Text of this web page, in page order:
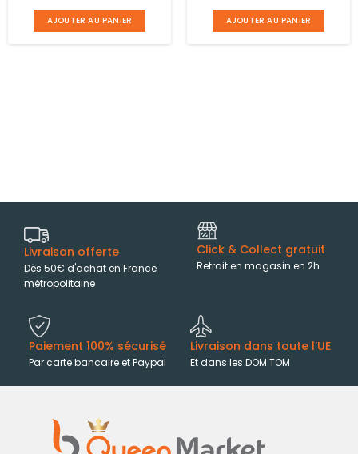
AJOUTER AU PANIER AJOUTER AU PANIER
Livraison offerte
Dès 50€ d'achat en France
métropolitaine
Click & Collect gratuit
Retrait en magasin en 2h
Paiement 100% sécurisé
Par carte bancaire et Paypal
Livraison dans toute l’UE
Et dans les DOM TOM